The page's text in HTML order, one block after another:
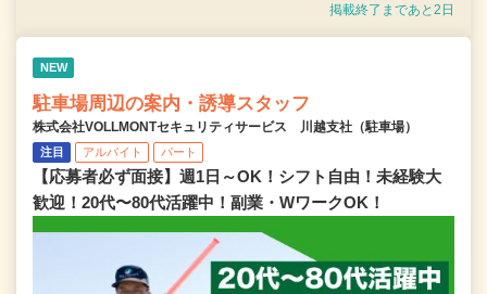
掲載終了まであと2日
NEW
駐車場周辺の案内・誘導スタッフ
株式会社VOLLMONTセキュリティサービス 川越支社（駐車場）
注目 アルバイト パート
【応募者必ず面接】週1日～OK！シフト自由！未経験大
歓迎！20代〜80代活躍中！副業・WワークOK！